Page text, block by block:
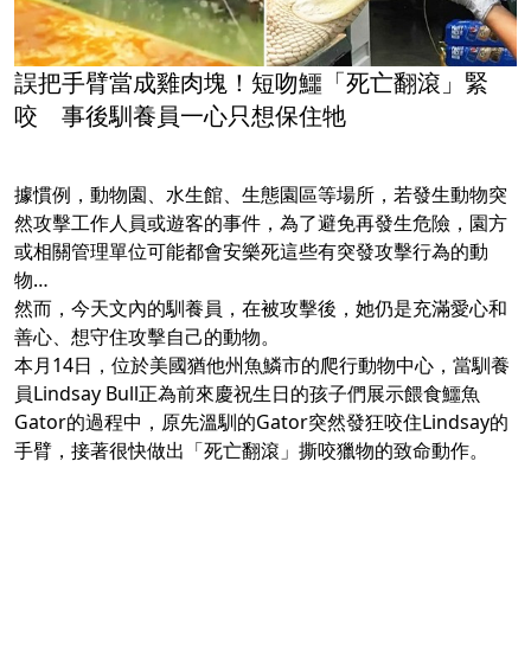
誤把手臂當成雞肉塊！短吻鱷「死亡翻滾」緊
咬 事後馴養員一心只想保住牠
據慣例，動物園、水生館、生態園區等場所，若發生動物突
然攻擊工作人員或遊客的事件，為了避免再發生危險，園方
或相關管理單位可能都會安樂死這些有突發攻擊行為的動
物…
然而，今天文內的馴養員，在被攻擊後，她仍是充滿愛心和
善心、想守住攻擊自己的動物。
本月14日，位於美國猶他州魚鱗市的爬行動物中心，當馴養
員Lindsay Bull正為前來慶祝生日的孩子們展示餵食鱷魚
Gator的過程中，原先溫馴的Gator突然發狂咬住Lindsay的
手臂，接著很快做出「死亡翻滾」撕咬獵物的致命動作。